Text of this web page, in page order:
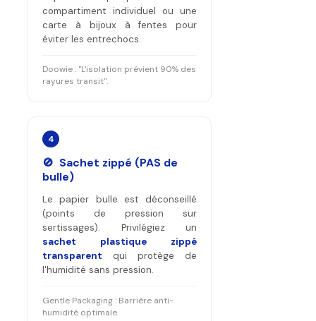
compartiment individuel ou une
carte à bijoux à fentes pour
éviter les entrechocs.
Doowie : "L'isolation prévient 90% des
rayures transit".
4
🚫 Sachet zippé (PAS de
bulle)
Le papier bulle est déconseillé
(points de pression sur
sertissages). Privilégiez un
sachet plastique zippé
transparent qui protège de
l'humidité sans pression.
Gentle Packaging : Barrière anti-
humidité optimale.